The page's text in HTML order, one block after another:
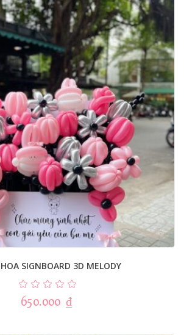
SIGNBOARD 3D MELODY
650.000 ₫